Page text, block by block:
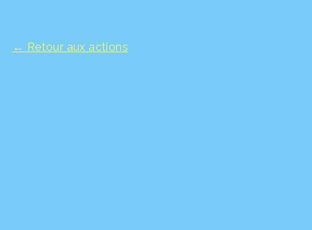
← Retour aux actions